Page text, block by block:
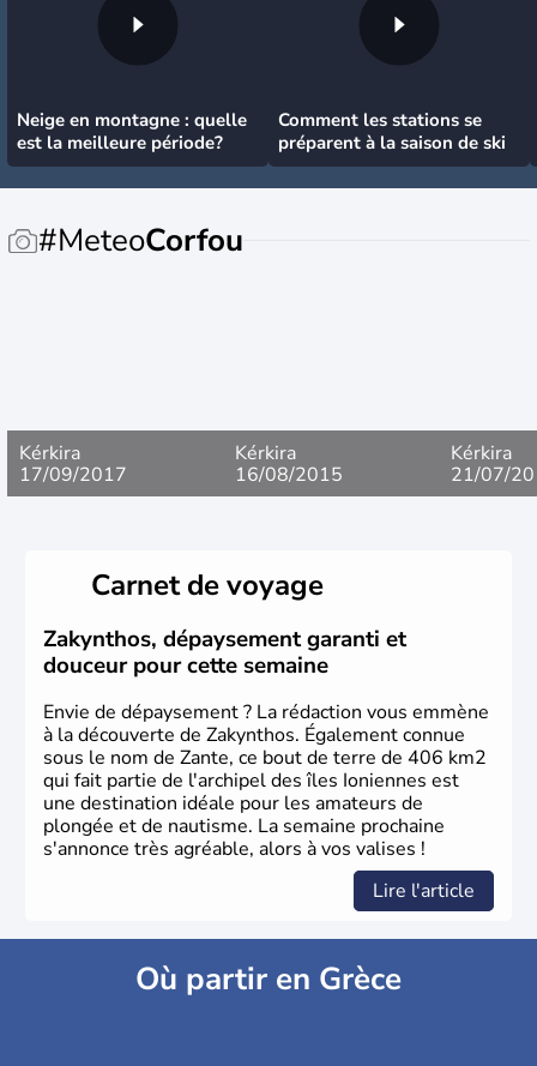
Neige en montagne : quelle
est la meilleure période?
Comment les stations se
préparent à la saison de ski
#MeteoCorfou
Kérkira
17/09/2017
Kérkira
16/08/2015
Kérkira
21/07/
Carnet de voyage
Zakynthos, dépaysement garanti et
douceur pour cette semaine
Envie de dépaysement ? La rédaction vous emmène
à la découverte de Zakynthos. Également connue
sous le nom de Zante, ce bout de terre de 406 km2
qui fait partie de l'archipel des îles Ioniennes est
une destination idéale pour les amateurs de
plongée et de nautisme. La semaine prochaine
s'annonce très agréable, alors à vos valises !
Lire l'article
Où partir en Grèce